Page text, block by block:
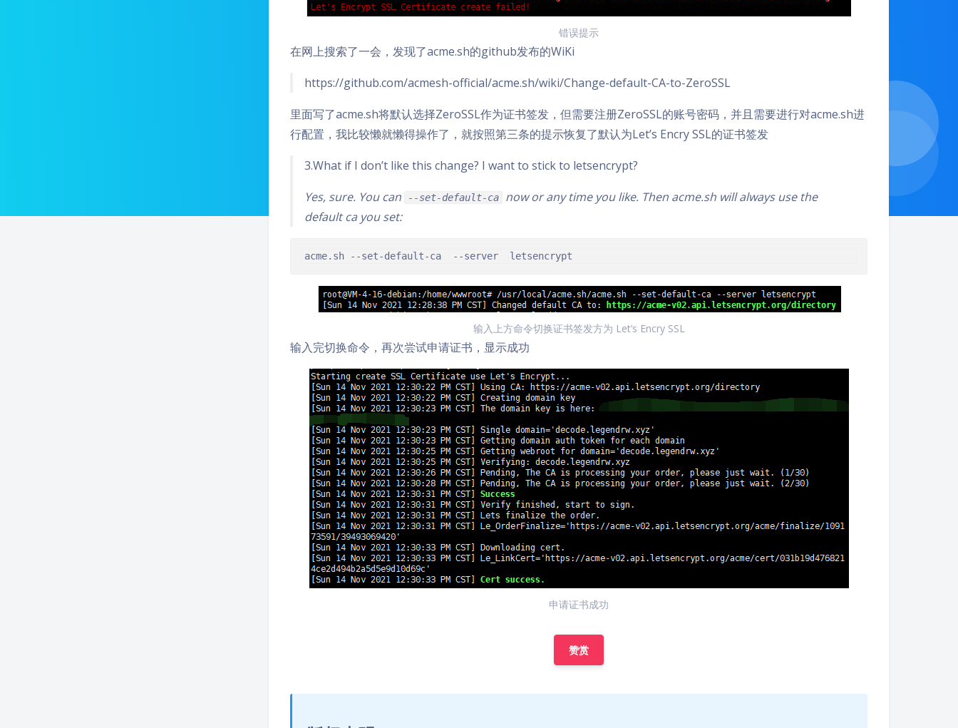
错误提示
在网上搜索了一会，发现了acme.sh的github发布的WiKi
https://github.com/acmesh-official/acme.sh/wiki/Change-default-CA-to-ZeroSSL
里面写了acme.sh将默认选择ZeroSSL作为证书签发，但需要注册ZeroSSL的账号密码，并且需要进行对acme.sh进
行配置，我比较懒就懒得操作了，就按照第三条的提示恢复了默认为Let’s Encry SSL的证书签发
3.What if I don’t like this change? I want to stick to letsencrypt?
Yes, sure. You can
--set-default-ca
now or any time you like. Then acme.sh will always use the
default ca you set:
acme.sh --set-default-ca  --server  letsencrypt
输入上方命令切换证书签发方为 Let’s Encry SSL
输入完切换命令，再次尝试申请证书，显示成功
申请证书成功
赞赏